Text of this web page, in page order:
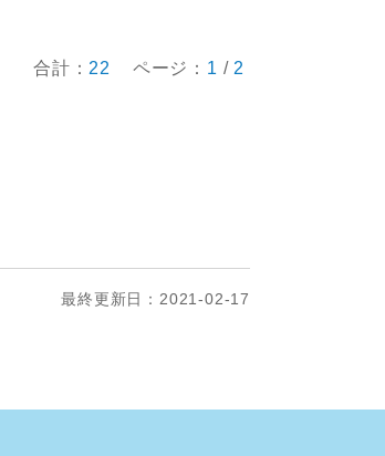
合計： 22 ページ： 1 / 2
最終更新日：2021-02-17